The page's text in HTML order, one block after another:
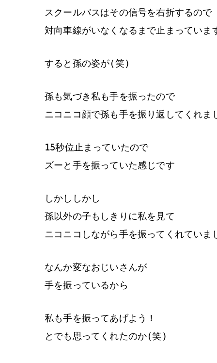
スクールバスはその信号を右折するので
対向車線がいなくなるまで止まっていま
すると孫の姿が(笑)
孫も気づき私も手を振ったので
ニコニコ顔で孫も手を振り返してくれま
15秒位止まっていたので
ズーと手を振っていた感じです
しかししかし
孫以外の子もしきりに私を見て
ニコニコしながら手を振ってくれていま
なんか変なおじいさんが
手を振っているから
私も手を振ってあげよう！
とでも思ってくれたのか(笑)